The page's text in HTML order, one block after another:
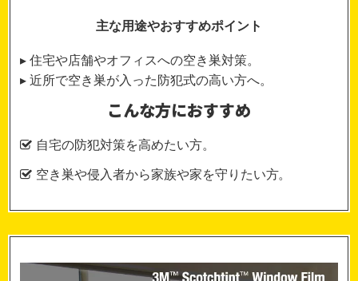
主な用途やおすすめポイント
▸ 住宅や店舗やオフィスへの空き巣対策。
▸ 近所で空き巣が入った防犯式の高い方へ。
こんな方におすすめ
自宅の防犯対策を高めたい方。
空き巣や侵入者から家族や家を守りたい方。